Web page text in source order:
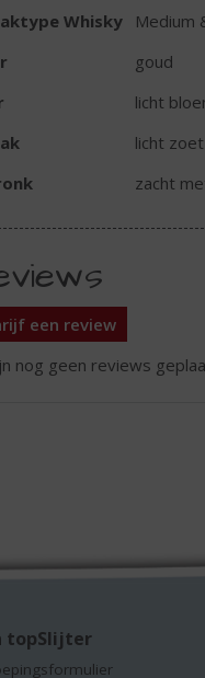
Whisky
Medium
goud
licht
licht
zacht
een review
nog geen reviews
topSlijter